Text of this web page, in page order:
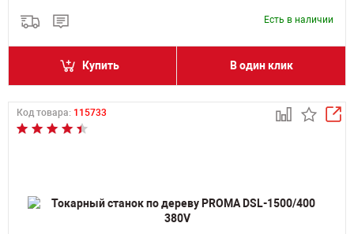
Есть в наличии
Купить В один клик
Код товара: 115733